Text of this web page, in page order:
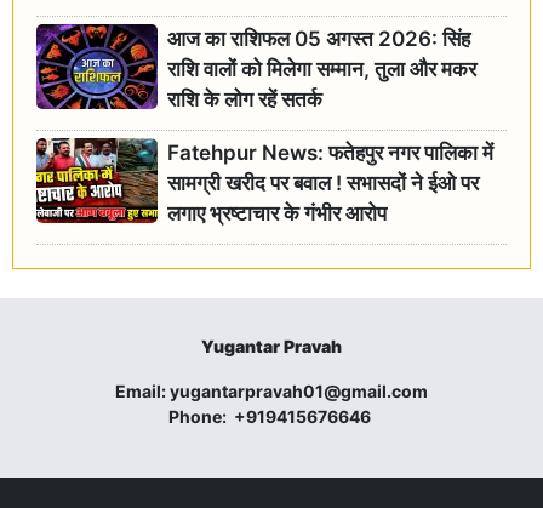
आज का राशिफल 05 अगस्त 2026: सिंह
राशि वालों को मिलेगा सम्मान, तुला और मकर
राशि के लोग रहें सतर्क
Fatehpur News: फतेहपुर नगर पालिका में
सामग्री खरीद पर बवाल ! सभासदों ने ईओ पर
लगाए भ्रष्टाचार के गंभीर आरोप
Yugantar Pravah
Email:yugantarpravah01@gmail.com
Phone: +919415676646